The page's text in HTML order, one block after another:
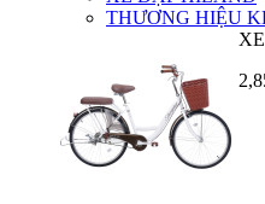
THƯƠNG HIỆU